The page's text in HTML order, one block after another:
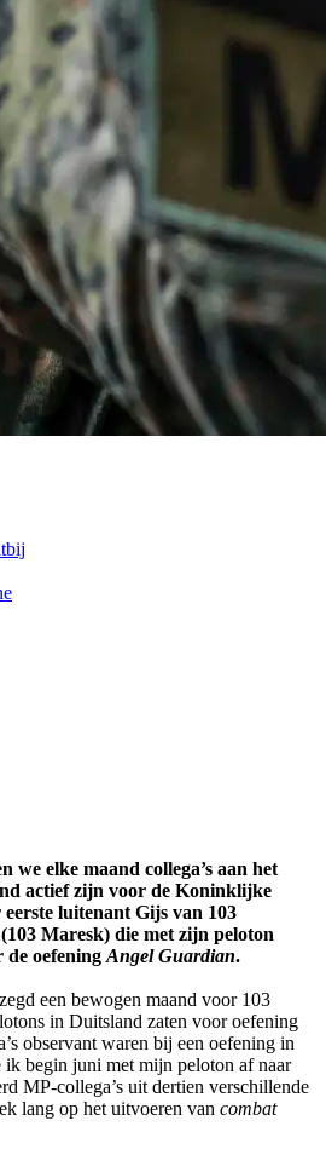
elke maand collega’s aan het
actief zijn voor de Koninklijke
eerste luitenant Gijs van 103
Maresk) die met zijn peloton
oefening Angel Guardian.
een bewogen maand voor 103
in Duitsland zaten voor oefening
observant waren bij een oefening in
ik begin juni met mijn peloton af naar
MP-collega’s uit dertien verschillende
lang op het uitvoeren van combat